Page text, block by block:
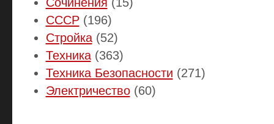
СССР(196)
Стройка(52)
Техника(363)
Техника Безопасности (271)
Электричество(60)